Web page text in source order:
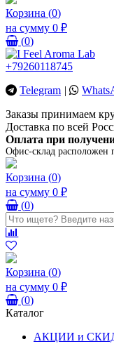
Корзина (0)
на сумму 0 ₽
(0)
+79260118745
Telegram |
Заказы принимаем
Доставка по всей
Оплата при
Офис-склад расположен
Корзина (0)
на сумму 0 ₽
(0)
Корзина (0)
на сумму 0 ₽
(0)
Каталог
АКЦИИ и